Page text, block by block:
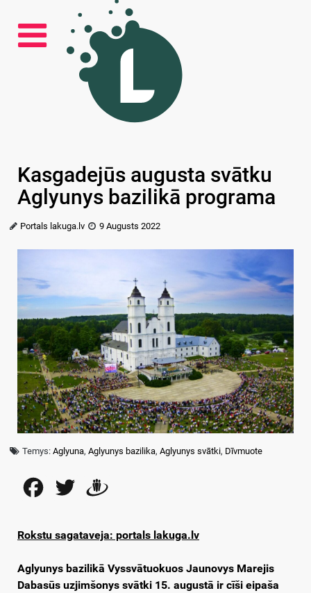
Kasgadejūs augusta svātku
Aglyunys bazilikā programa
Portals lakuga.lv 9 Augusts 2022
Temys:Aglyuna,Aglyunys bazilika,Aglyunys svātki, Dīvmuote
FacebookTwitter
Rokstu sagataveja: portals lakuga.lv
Aglyunys bazilikā Vyssvātuokuos Jaunovys Marejis
Dabasūs uzjimšonys svātki 15. augustā ir cīši eipaša